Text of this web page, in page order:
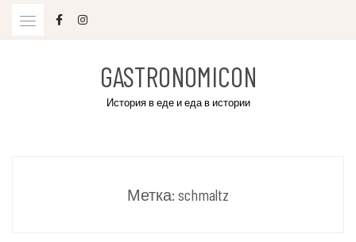
GASTRONOMICON
История в еде и еда в истории
Метка: schmaltz